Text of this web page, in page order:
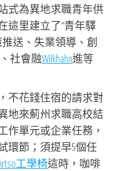
式為異地求職青年供
這里建立了“青年驛
推送、失業領導、創
、社會融Wilkhahn進等
不花錢住宿的請求對
地來薊州求職高校結
作單元或企業任務，
環節；須提早5個任
工學椅這時，咖啡